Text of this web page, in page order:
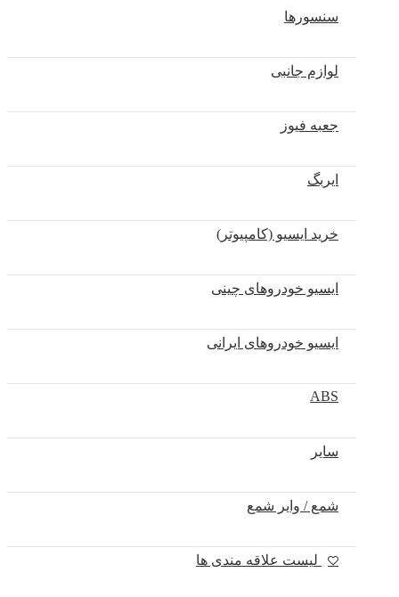
سنسورها
لوازم جانبی
جعبه فیوز
ایربگ
خرید ایسیو (کامپیوتر)
ایسیو خودروهای چینی
ایسیو خودروهای ایرانی
ABS
سایر
شمع / وایر شمع
لیست علاقه مندی ها